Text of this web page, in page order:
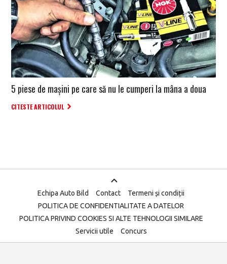
5 piese de mașini pe care să nu le cumperi la mâna a doua
CITESTE ARTICOLUL
Echipa Auto Bild Contact
Termeni și condiții
POLITICA DE CONFIDENTIALITATE A DATELOR
POLITICA PRIVIND COOKIES SI ALTE TEHNOLOGII SIMILARE
Servicii utile
Concurs